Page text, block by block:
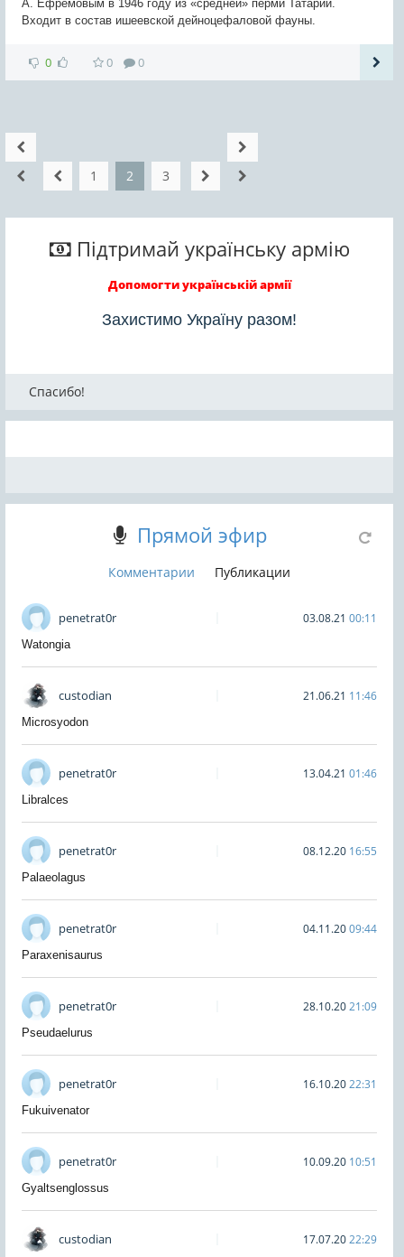
А. Ефремовым в 1946 году из «средней» перми Татарии.
Входит в состав ишеевской дейноцефаловой фауны.
0 0 0
1 2 3
Підтримай українську армію
Допомогти українській армії
Захистимо Україну разом!
Спасибо!
Прямой эфир
Комментарии Публикации
penetrat0r 03.08.21 00:11
Watongia
custodian 21.06.21 11:46
Microsyodon
penetrat0r 13.04.21 01:46
Libralces
penetrat0r 08.12.20 16:55
Palaeolagus
penetrat0r 04.11.2009:44
Paraxenisaurus
penetrat0r 28.10.2021:09
Pseudaelurus
penetrat0r 16.10.2022:31
Fukuivenator
penetrat0r 10.09.20 10:51
Gyaltsenglossus
custodian 17.07.2022:29